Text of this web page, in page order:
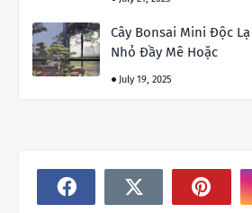
Cây Bonsai Mini Độc
Nhỏ Đầy Mê Hoặc
July 19, 2025